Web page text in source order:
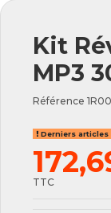
Kit
MP3
Référence
Derniers articles
TTC